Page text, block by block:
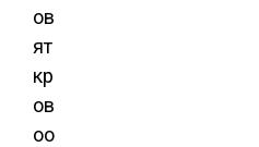
ов
ят
кр
ов
оо